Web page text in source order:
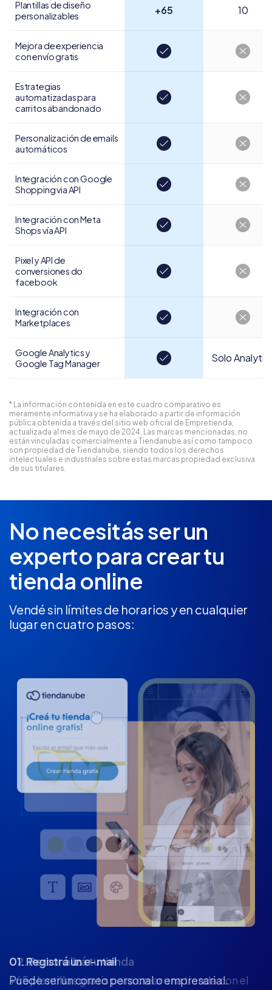
Plantillas de diseño
personalizables
+65 10
Mejora de experiencia
con envío gratis
Estrategias
automatizadas para
carritos abandonado
Personalización deemails
automáticos
Integración con Google
Shopping via API
Integración conMeta
Shops vía API
Pixel y API de
conversiones do
facebook
Integración con
Marketplaces
Google Analytics y
Google Tag Manager
Solo
* La información contenida en este cuadro comparativo es
meramente informativa y se ha elaborado a partir de información
pública obtenida a través del sitio web oficial de Empretienda,
actualizada al mes de mayo de 2024. Las marcas mencionadas, no
están vinculadas comercialmente a Tiendanube así como tampoco
son propiedad de Tiendanube, siendo todos los derechos
intelectuales e industriales sobre estas marcas propiedad exclusiva
de sus titulares.
No necesitás ser un
expertopara crear tu
tienda online
Vendé sin límites de horarios y en cualquier
lugar en cuatro pasos:
02. Personalizá tu tienda
+65 plantillas gratis para crear una tienda con el